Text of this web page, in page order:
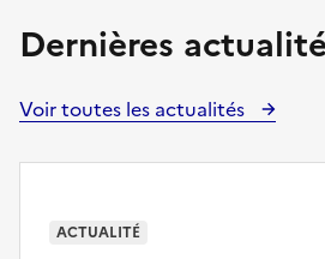
Dernières
Voir toutes les actualités
ACTUALITÉ